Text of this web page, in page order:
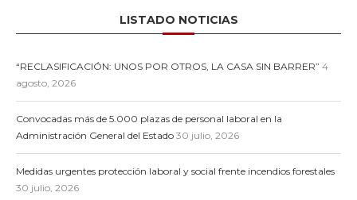
LISTADO NOTICIAS
“RECLASIFICACIÓN: UNOS POR OTROS, LA CASA SIN BARRER” 4
agosto, 2026
Convocadas más de 5.000 plazas de personal laboral en la
Administración General del Estado 30 julio, 2026
Medidas urgentes protección laboral y social frente incendios forestales
30 julio, 2026